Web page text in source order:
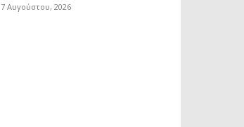
7 Αυγούστου, 2026